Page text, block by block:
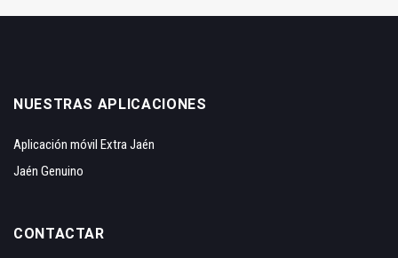
NUESTRAS APLICACIONES
Aplicación móvil Extra Jaén
Jaén Genuino
CONTACTAR